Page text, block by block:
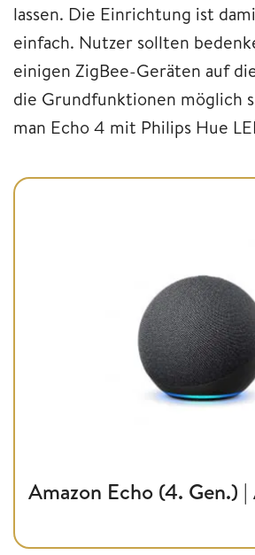
lassen. Die Einrichtung ist
einfach. Nutzer sollten
einigen ZigBee-Geräten auf
die Grundfunktionen möglich
man Echo 4 mit Philips Hue
Amazon Echo (4. Gen.)